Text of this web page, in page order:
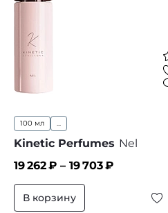
100 мл ...
Kinetic Perfumes Nel
19 262₽ – 19 703₽
В корзину